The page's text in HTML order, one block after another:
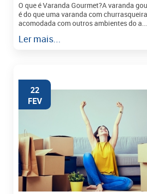
O que é Varanda Gourmet?A varanda
é do que uma varanda com
acomodada com outros ambientes do a...
Ler mais...
22
FEV